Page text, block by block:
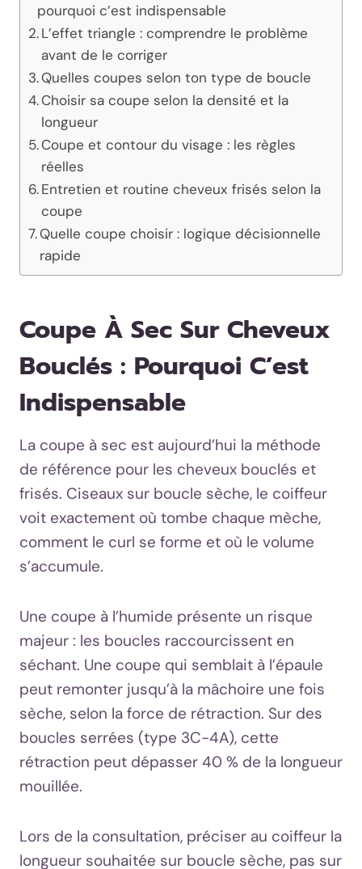
pourquoi c’est indispensable
L’effet triangle : comprendre le problème
avant de le corriger
Quelles coupes selon ton type de boucle
Choisir sa coupe selon la densité et la
longueur
Coupe et contour du visage : les règles
réelles
Entretien et routine cheveux frisés selon la
coupe
Quelle coupe choisir : logique décisionnelle
rapide
Coupe À Sec Sur Cheveux
Bouclés : Pourquoi C’est
Indispensable
La coupe à sec est aujourd’hui la méthode
de référence pour les cheveux bouclés et
frisés. Ciseaux sur boucle sèche, le coiffeur
voit exactement où tombe chaque mèche,
comment le curl se forme et où le volume
s’accumule.
Une coupe à l’humide présente un risque
majeur : les boucles raccourcissent en
séchant. Une coupe qui semblait à l’épaule
peut remonter jusqu’à la mâchoire une fois
sèche, selon la force de rétraction. Sur des
boucles serrées (type 3C-4A), cette
rétraction peut dépasser 40 % de la longueur
mouillée.
Lors de la consultation, préciser au coiffeur la
longueur souhaitée sur boucle sèche, pas sur